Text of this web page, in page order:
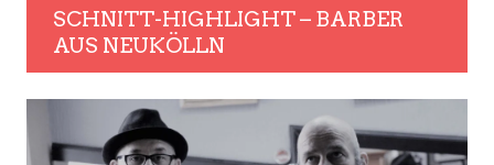
SCHNITT-HIGHLIGHT – BARBER
AUS NEUKÖLLN